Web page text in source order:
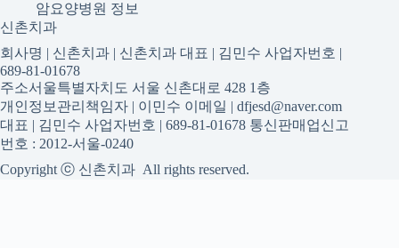
암요양병원 정보
신촌치과
회사명 | 신촌치과 | 신촌치과 대표 | 김민수 사업자번호 |
689-81-01678
주소서울특별자치도 서울 신촌대로 428 1층
개인정보관리책임자 | 이민수 이메일 | dfjesd@naver.com
대표 | 김민수 사업자번호 | 689-81-01678 통신판매업신고
번호 : 2012-서울-0240
Copyright ⓒ 신촌치과 All rights reserved.